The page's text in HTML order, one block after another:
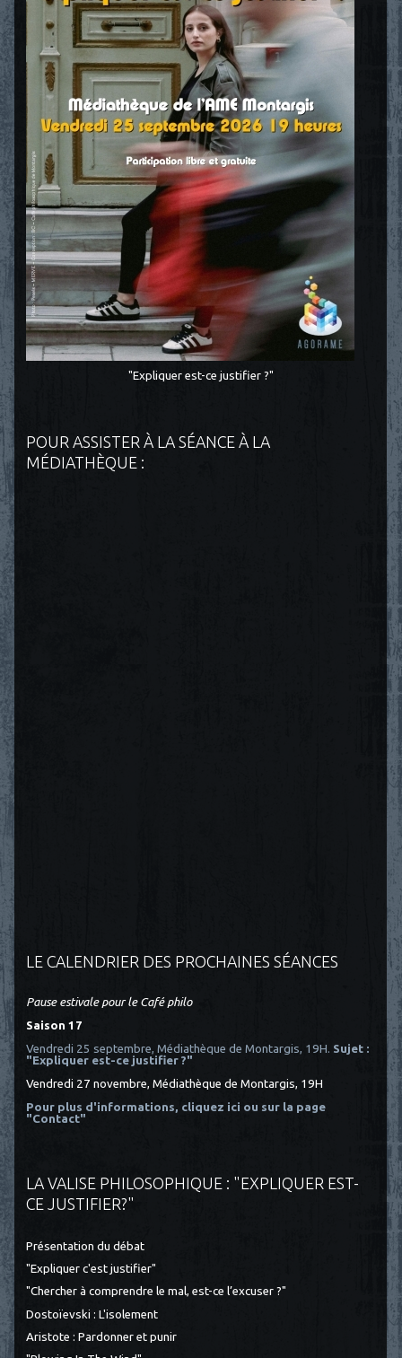
"Expliquer est-ce justifier ?"
POUR ASSISTER À LA SÉANCE À LA
MÉDIATHÈQUE :
LE CALENDRIER DES PROCHAINES SÉANCES
Pause estivale pour le Café philo
Saison 17
Vendredi 25 septembre, Médiathèque de Montargis, 19H. Sujet :
"Expliquer est-ce justifier ?"
Vendredi 27 novembre, Médiathèque de Montargis, 19H
Pour plus d'informations, cliquez ici ou sur la page
"Contact"
LA VALISE PHILOSOPHIQUE : "EXPLIQUER EST-
CE JUSTIFIER?"
Présentation du débat
"Expliquer c'est justifier"
"Chercher à comprendre le mal, est-ce l’excuser ?"
Dostoïevski : L'isolement
Aristote : Pardonner et punir